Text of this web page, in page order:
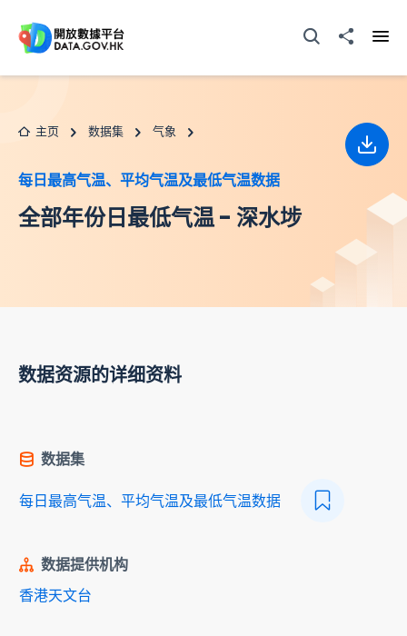
打开搜寻器分享至
主页 数据集 气象
每日最高气温、平均气温及最低气温数据
全部年份日最低气温 - 深水埗
下载
数据资源的详细资料
数据集
每日最高气温、平均气温及最低气温数据
数据提供机构
香港天文台